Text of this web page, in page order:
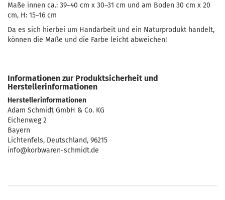
Maße innen ca.: 39–40 cm x 30–31 cm und am Boden 30 cm x 20
cm, H: 15–16 cm
Da es sich hierbei um Handarbeit und ein Naturprodukt handelt,
können die Maße und die Farbe leicht abweichen!
Informationen zur Produktsicherheit und
Herstellerinformationen
Herstellerinformationen
Adam Schmidt GmbH & Co. KG
Eichenweg 2
Bayern
Lichtenfels, Deutschland, 96215
info@korbwaren-schmidt.de